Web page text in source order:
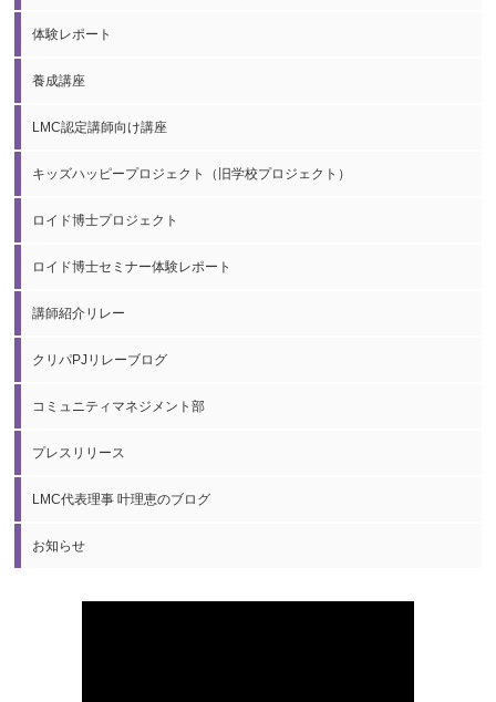
体験レポート
養成講座
LMC認定講師向け講座
キッズハッピープロジェクト（旧学校プロジェクト）
ロイド博士プロジェクト
ロイド博士セミナー体験レポート
講師紹介リレー
クリパPJリレーブログ
コミュニティマネジメント部
プレスリリース
LMC代表理事 叶理恵のブログ
お知らせ